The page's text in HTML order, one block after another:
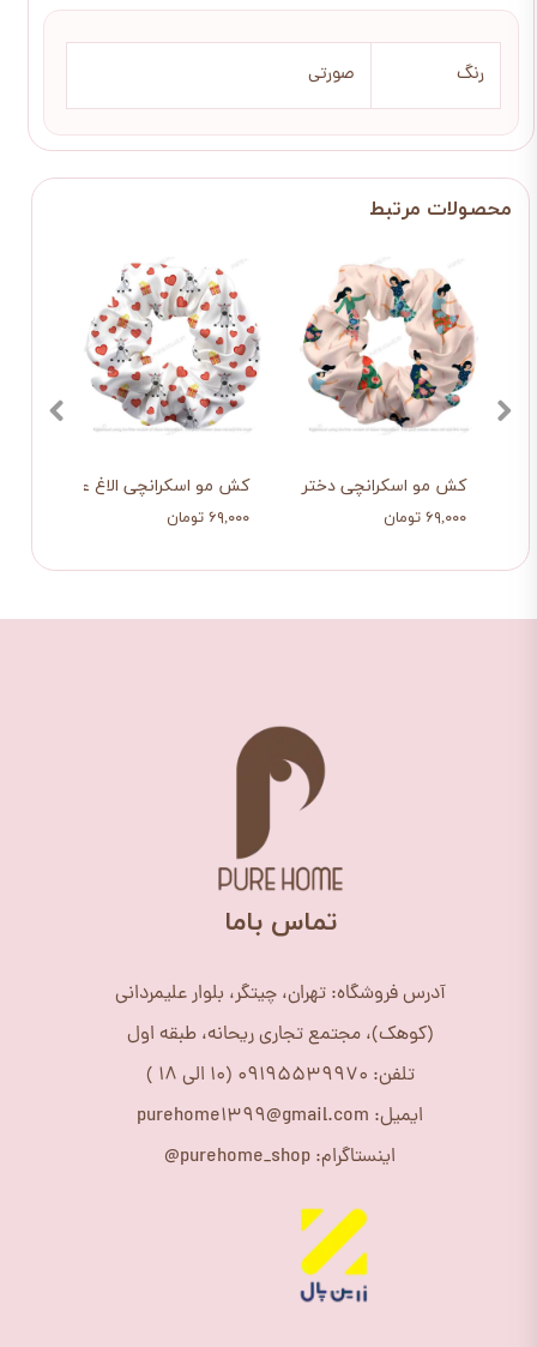
رنگ صورتی
کش مو اسکرانچی الاغ عزیز
۶۹,۰۰۰ تومان
کش مو اسکرانچی دختر
۶۹,۰۰۰ تومان
کوچیک
​تماس باما
آدرس فروشگاه: تهران، چیتگر، بلوار علیمردانی
(کوهک)، مجتمع تجاری ریحانه، طبقه اول
تلفن: 09195539970 (10 الی 18 )
ایمیل: purehome1399@gmail.com
اینستاگرام: purehome_shop@